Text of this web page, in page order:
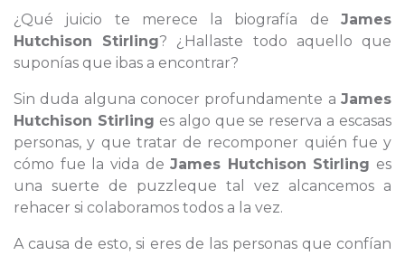
¿Qué juicio te merece la biografía de James
Hutchison Stirling? ¿Hallaste todo aquello que
suponías que ibas a encontrar?
Sin duda alguna conocer profundamente a James
Hutchison Stirling es algo que se reserva a escasas
personas, y que tratar de recomponer quién fue y
cómo fue la vida deJames Hutchison Stirling es
una suerte de puzzleque tal vez alcancemos a
rehacer si colaboramos todos a la vez.
A causa de esto, si eres de las personas que confían